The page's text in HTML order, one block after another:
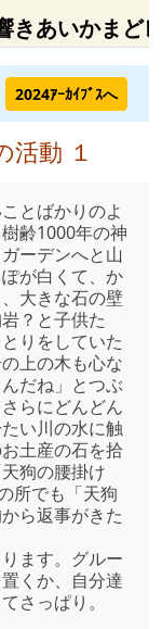
きあいかまど
2024ｱｰｶｲﾌﾞｽへ
活動 １
とばかりのよ
齢1000年の神
ーデンへと山
が白くて、か
大きな石の壁
？と子供た
りをしていた
上の木も心な
だね」とつぶ
らにどんどん
い川の水に触
土産の石を拾
狗の腰掛け
所でも「天狗
ら返事がきた
ます。グルー
くか、自分達
さっぱり。